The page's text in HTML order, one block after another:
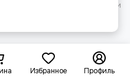
характер и ни при
офертой, определяемой
Избранное Профиль